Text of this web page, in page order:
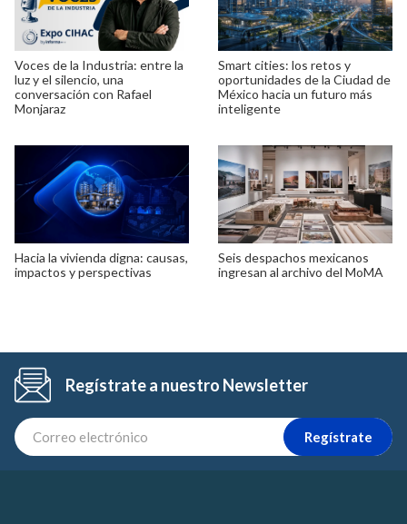
Voces de la Industria: entre la
luz y el silencio, una
conversación con Rafael
Monjaraz
Smart cities: los retos y
oportunidades de la Ciudad de
México hacia un futuro más
inteligente
Hacia la vivienda digna: causas,
impactos y perspectivas
Seis despachos mexicanos
ingresan al archivo del MoMA
Regístrate a nuestro Newsletter
Regístrate